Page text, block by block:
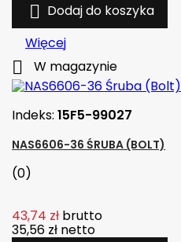
 Dodaj do koszyka
Więcej
 W magazynie
Indeks: 15F5-99027
NAS6606-36 ŚRUBA (BOLT)
(0)
43,74 zł brutto
35,56 zł netto